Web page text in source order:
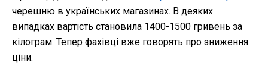
черешню в українських магазинах. В деяких
випадках вартість становила 1400-1500 гривень за
кілограм. Тепер фахівці вже говорять про зниження
ціни.